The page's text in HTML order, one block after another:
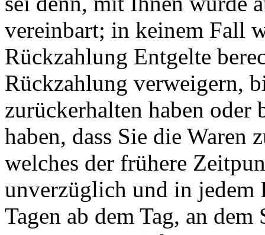
vereinbart; in keinem Fall
Rückzahlung Entgelte
Rückzahlung verweigern,
zurückerhalten haben oder
haben, dass Sie die Waren
welches der frühere
unverzüglich und in jedem
Tagen ab dem Tag, an